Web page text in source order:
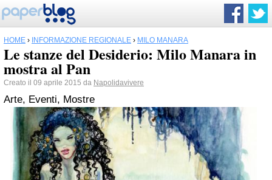
HOME › INFORMAZIONE REGIONALE › MILO MANARA
Le stanze del Desiderio: Milo Manara in
mostra al Pan
Creato il 09 aprile 2015 da Napolidavivere
Arte, Eventi, Mostre